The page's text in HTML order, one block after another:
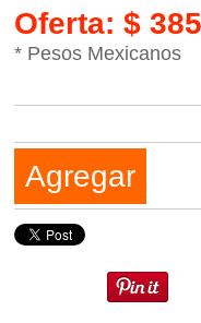
Oferta: $
* Pesos Mexicanos
Agregar